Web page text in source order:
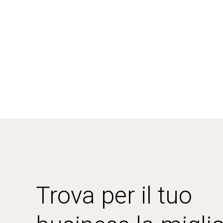
Trova per il tuo